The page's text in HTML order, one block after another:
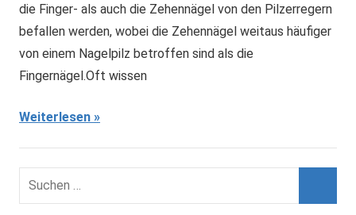
die Finger- als auch die Zehennägel von den Pilzerregern
befallen werden, wobei die Zehennägel weitaus häufiger
von einem Nagelpilz betroffen sind als die
Fingernägel.Oft wissen
Weiterlesen
u